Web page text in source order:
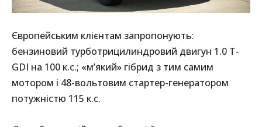
Європейським клієнтам запропонують:
бензиновий турботрицилиндровий двигун 1.0 T-
GDI на 100 к.с.; «м’який» гібрид з тим самим
мотором і 48-вольтовим стартер-генератором
потужністю 115 к.с.